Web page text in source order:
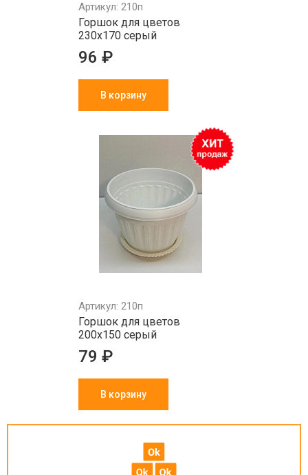
Артикул: 210п
Горшок для цветов
230х170 серый
96 ₽
В корзину
Артикул: 210п
Горшок для цветов
200х150 серый
79 ₽
В корзину